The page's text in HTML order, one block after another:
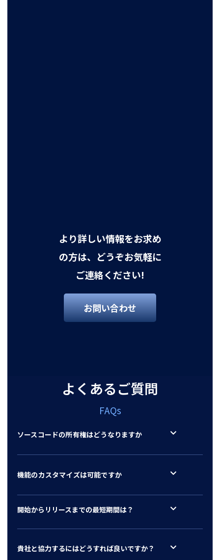
より詳しい情報をお求め
の方は、どうぞお気軽に
ご連絡ください!
お問い合わせ
よくあるご質問
FAQs
ソースコードの所有権はどうなりますか
機能のカスタマイズは可能ですか
開始からリリースまでの最短期間は？
貴社と協力するにはどうすれば良いですか？